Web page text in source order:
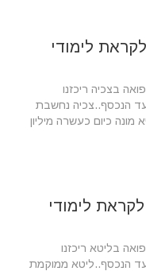
לימודי
בצכיה ריכזנו
הנכסף..צכיה נחשבת
מונה כיום כעשרה מיליון
לימודי
בליטא ריכזנו
הנכסף..ליטא ממוקמת